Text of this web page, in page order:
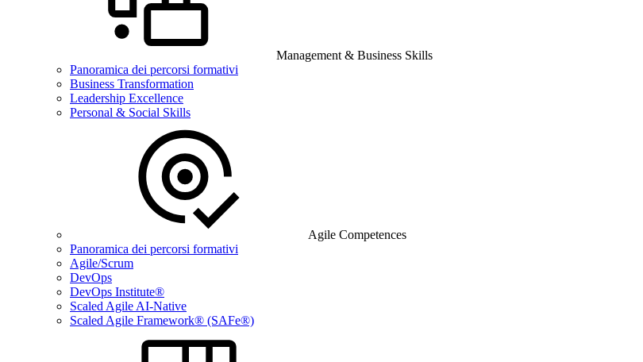
Management & Business Skills
Panoramica dei percorsi formativi
Business Transformation
Leadership Excellence
Personal & Social Skills
Agile Competences
Panoramica dei percorsi formativi
Agile/Scrum
DevOps
DevOps Institute®
Scaled Agile AI-Native
Scaled Agile Framework® (SAFe®)